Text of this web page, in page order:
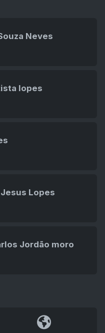
Neves
lopes
Lopes
Jordão moro